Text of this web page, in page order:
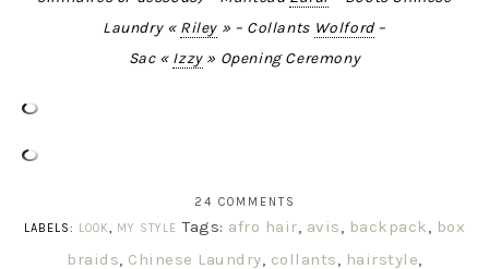
Laundry « Riley » – Collants Wolford–
Sac « Izzy» Opening Ceremony
24 COMMENTS
LABELS: LOOK, MY STYLE Tags: afro hair, avis, backpack, box
braids, Chinese Laundry, collants, hairstyle,